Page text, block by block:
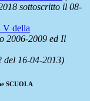
sottoscritto il 08-
V della
2006-2009 ed Il
del 16-04-2013)
SCUOLA